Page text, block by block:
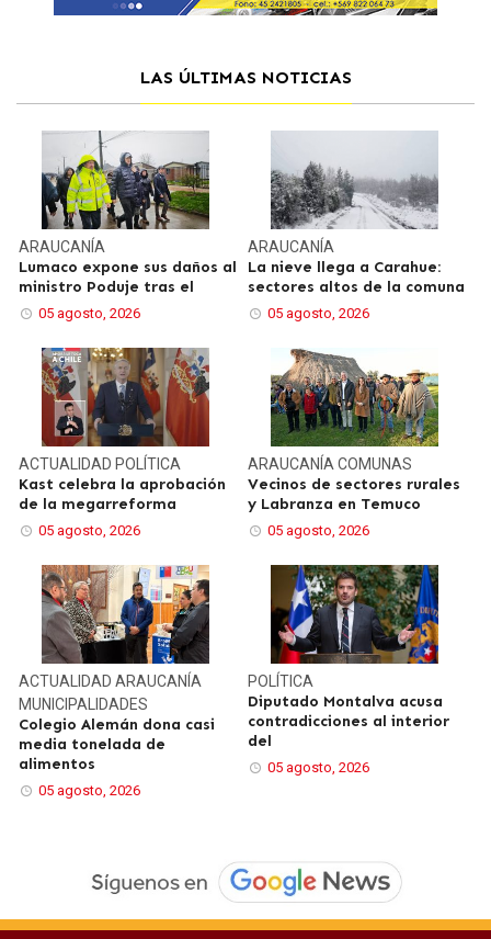
LAS ÚLTIMAS NOTICIAS
ARAUCANÍA
Lumaco expone sus daños al
ministro Poduje tras el
05 agosto, 2026
ARAUCANÍA
La nieve llega a Carahue:
sectores altos de la comuna
05 agosto, 2026
ACTUALIDAD POLÍTICA
Kast celebra la aprobación
de la megarreforma
05 agosto, 2026
ARAUCANÍA COMUNAS
Vecinos de sectores rurales
y Labranza en Temuco
05 agosto, 2026
ACTUALIDADARAUCANÍA
MUNICIPALIDADES
Colegio Alemán dona casi
media tonelada de
alimentos
05 agosto, 2026
POLÍTICA
Diputado Montalva acusa
contradicciones al interior
del
05 agosto, 2026